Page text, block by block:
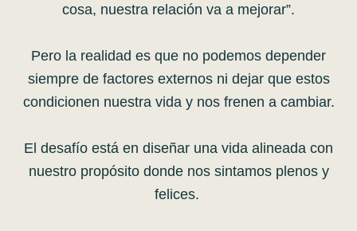
cosa, nuestra relación va a mejorar”.
Pero la realidad es que no podemos depender
siempre de factores externos ni dejar que estos
condicionen nuestra vida y nos frenen a cambiar.
El desafío está en diseñar una vida alineada con
nuestro propósito donde nos sintamos plenos y
felices.